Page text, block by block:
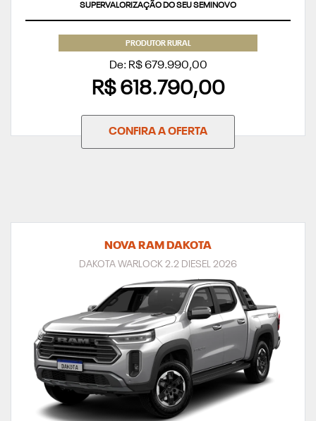
SUPERVALORIZAÇÃO DO SEU SEMINOVO
PRODUTOR RURAL
De: R$ 679.990,00
R$ 618.790,00
CONFIRA A OFERTA
NOVA RAM DAKOTA
DAKOTA WARLOCK 2.2 DIESEL 2026